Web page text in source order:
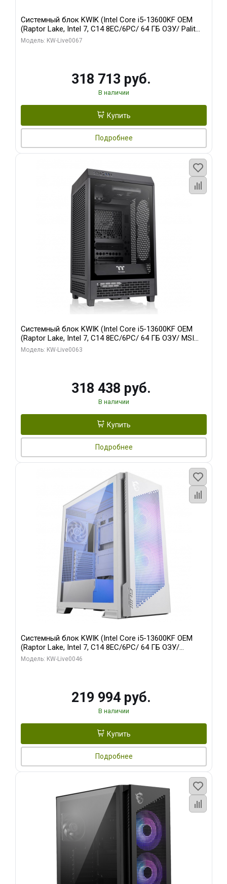
Системный блок KWIK (Intel Core i5-13600KF OEM
(Raptor Lake, Intel 7, C14 8EC/6PC/ 64 ГБ ОЗУ/ Palit
RTX5080 GAMINGPRO OC 16GB GDDR7 256bit 3xDP
Модель: KW-Live0067
318 713 руб.
В наличии
Купить
Подробнее
Системный блок KWIK (Intel Core i5-13600KF OEM
(Raptor Lake, Intel 7, C14 8EC/6PC/ 64 ГБ ОЗУ/ MSI
RTX5080 VENTUS 3X OC 16GB GDDR7 256bit 3xDP
Модель: KW-Live0063
318 438 руб.
В наличии
Купить
Подробнее
Системный блок KWIK (Intel Core i5-13600KF OEM
(Raptor Lake, Intel 7, C14 8EC/6PC/ 64 ГБ ОЗУ/
Gigabyte RTX5060Ti GAMING OC 8GB GDDR7 128bit
Модель: KW-Live0046
219 994 руб.
В наличии
Купить
Подробнее